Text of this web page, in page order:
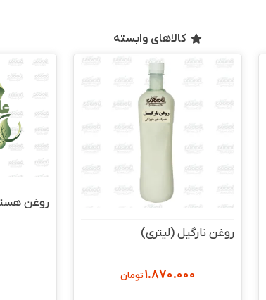
کالاهای وابسته
روغن نارگیل (لیتری)
1.870.000تومان
روغن